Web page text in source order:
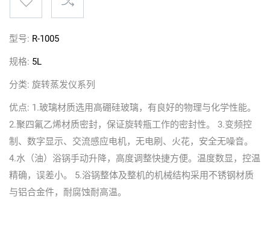
型号: R-1005
规格: 5L
分类: 旋转蒸发仪系列
优点: 1.玻璃材质选用高硼硅玻璃，有良好的物理与化学性能。
2.聚四氟乙烯材质密封，保证旋转瓶工作的密封性。 3.变频控
制、数字显示、交流感应电机，无电刷、火花，安全无噪音。
4.水（油）浴锅手动升降，高度调整快捷方便。温度数显，控温
精确，误差小。 5.浴锅整体及整机的机械结构采用不锈钢材质
与铝合金件，耐腐蚀耐高温。